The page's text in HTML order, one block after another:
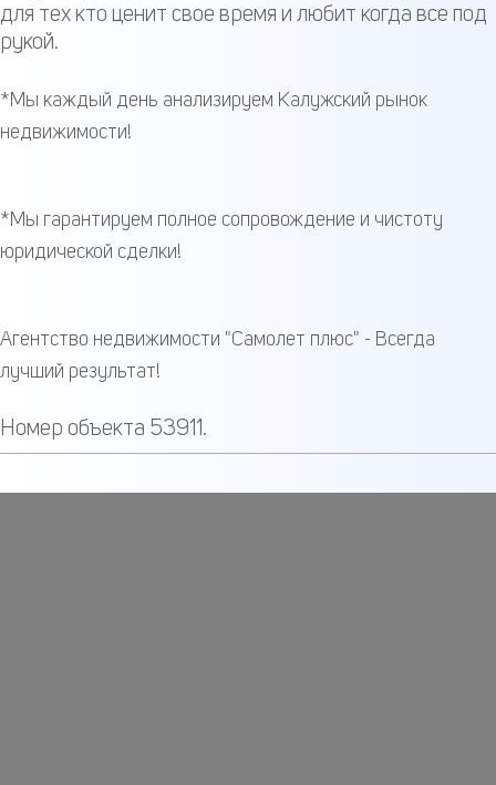
для тех кто ценит свое время и любит когда все под
рукой.
*Мы каждый день анализируем Калужский рынок
недвижимости!
*Мы гарантируем полное сопровождение и чистоту
юридической сделки!
Агентство недвижимости "Самолет плюс" - Всегда
лучший результат!
Номер объекта 53911.